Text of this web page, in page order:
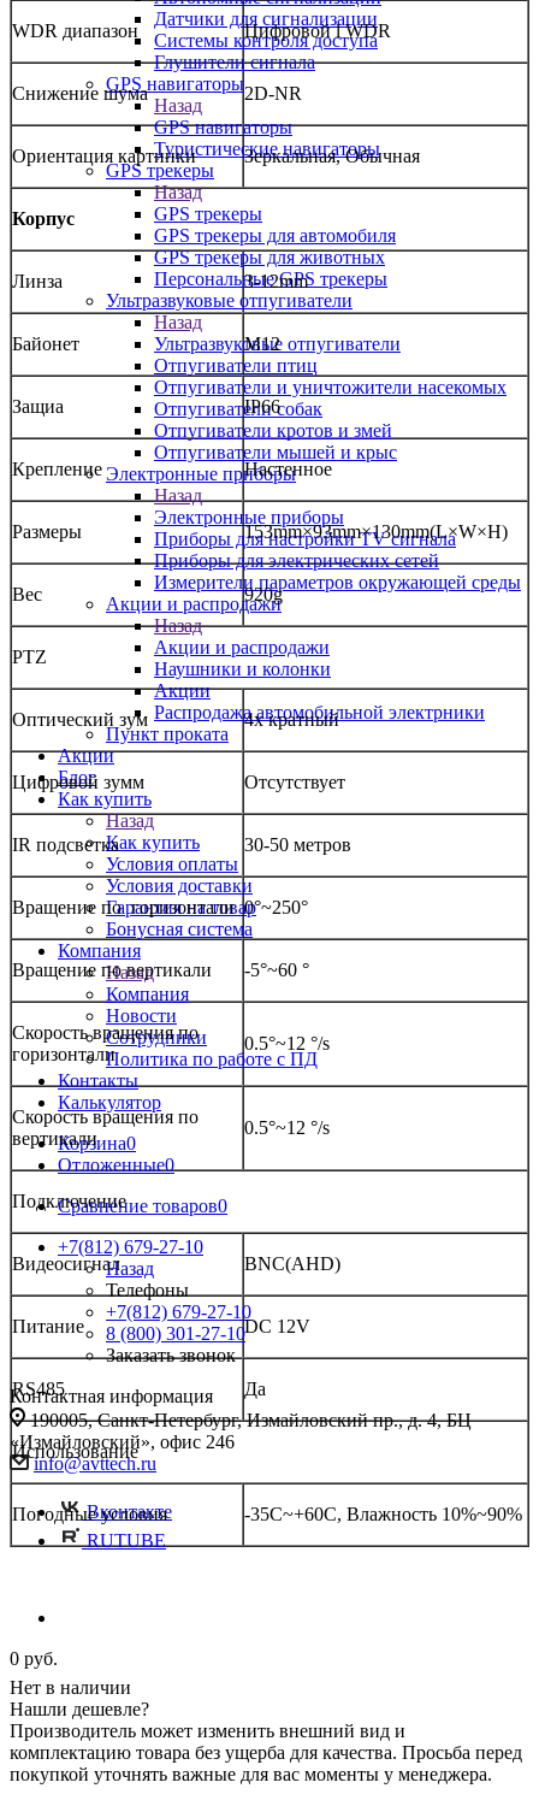
Датчики для сигнализации
Системы контроля доступа
Глушители сигнала
GPS навигаторы
Назад
GPS навигаторы
Туристические навигаторы
GPS трекеры
Назад
GPS трекеры
GPS трекеры для автомобиля
GPS трекеры для животных
Персональные GPS трекеры
Ультразвуковые отпугиватели
Назад
Ультразвуковые отпугиватели
Отпугиватели птиц
Отпугиватели и уничтожители насекомых
Отпугиватели собак
Отпугиватели кротов и змей
Отпугиватели мышей и крыс
Электронные приборы
Назад
Электронные приборы
Приборы для настройки TV сигнала
Приборы для электрических сетей
Измерители параметров окружающей среды
Акции и распродажи
Назад
Акции и распродажи
Наушники и колонки
Акции
Распродажа автомобильной электрники
Пункт проката
Акции
Блог
Как купить
Назад
Как купить
Условия оплаты
Условия доставки
Гарантия на товар
Бонусная система
Компания
Назад
Компания
Новости
Сотрудники
Политика по работе с ПД
Контакты
Калькулятор
Корзина0
Отложенные0
Сравнение товаров0
+7(812) 679-27-10
Назад
Телефоны
+7(812) 679-27-10
8 (800) 301-27-10
Заказать звонок
Контактная информация
190005, Санкт-Петербург, Измайловский пр., д. 4, БЦ
«Измайловский», офис 246
info@avttech.ru
Вконтакте
RUTUBE
WDR диапазон Цифровой l WDR
Снижение шума 2D-NR
Ориентация картинки Зеркальная, Обычная
Корпус
Линза 3-12mm
Байонет M12
Защиа IP66
Крепление Настенное
Размеры 153mm×93mm×130mm(L×W×H)
Вес 920g
PTZ
Оптический зум 4x кратный
Цифровой зумм Отсутствует
IR подсветка 30-50 метров
Вращение по горизонтали 0°~250°
Вращение по вертикали -5°~60 °
Скорость вращения по
горизонтали
0.5°~12 °/s
Скорость вращения по
вертикали
0.5°~12 °/s
Подключение
Видеосигнал BNC(AHD)
Питание DC 12V
RS485 Да
Использование
Погодные условия -35С~+60С, Влажность 10%~90%
0 руб.
Нет в наличии
Нашли дешевле?
Производитель может изменить внешний вид и
комплектацию товара без ущерба для качества. Просьба перед
покупкой уточнять важные для вас моменты у менеджера.